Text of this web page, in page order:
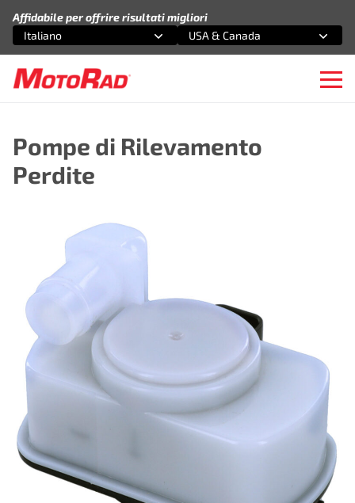
Affidabile per offrire risultati migliori
Seleziona un'opzione
Italiano
Seleziona un'opzione
USA & Canada
Pompe di Rilevamento
Perdite